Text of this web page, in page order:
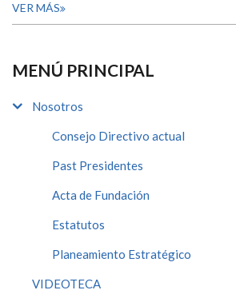
VER MÁS
MENÚ PRINCIPAL
Nosotros
Consejo Directivo actual
Past Presidentes
Acta de Fundación
Estatutos
Planeamiento Estratégico
VIDEOTECA